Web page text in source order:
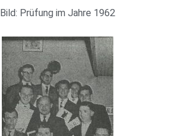
Bild: Prüfung im Jahre 1962